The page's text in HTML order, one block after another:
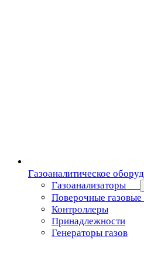
Газоаналитическое
Газоанализаторы
Поверочные
Контроллеры
Принадлежности
Генераторы газов